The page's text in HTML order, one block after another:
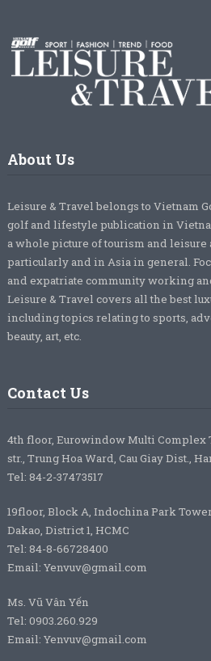
About Us
Leisure & Travel belongs to Vietnam
golf and lifestyle publication in
a whole picture of tourism and
particularly and in Asia in general.
and expatriate community working
Leisure & Travel covers all the best
including topics relating to sports,
beauty, art, etc.
Contact Us
4th floor, Eurowindow Multi Complex
str., Trung Hoa Ward, Cau Giay Dist.,
Tel: 84-2-37473517
19floor, Block A, Indochina Park
Dakao, District 1, HCMC
Tel: 84-8-66728400
Email: Yenvuv@gmail.com
Ms. Vũ Vân Yến
Tel: 0903.260.929
Email: Yenvuv@gmail.com